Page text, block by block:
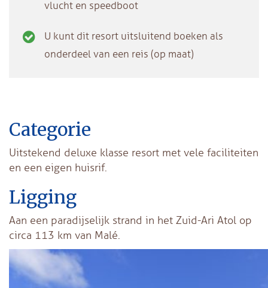
vlucht en speedboot
U kunt dit resort uitsluitend boeken als
onderdeel van een reis (op maat)
Categorie
Uitstekend deluxe klasse resort met vele faciliteiten
en een eigen huisrif.
Ligging
Aan een paradijselijk strand in het Zuid-Ari Atol op
circa 113 km van Malé.